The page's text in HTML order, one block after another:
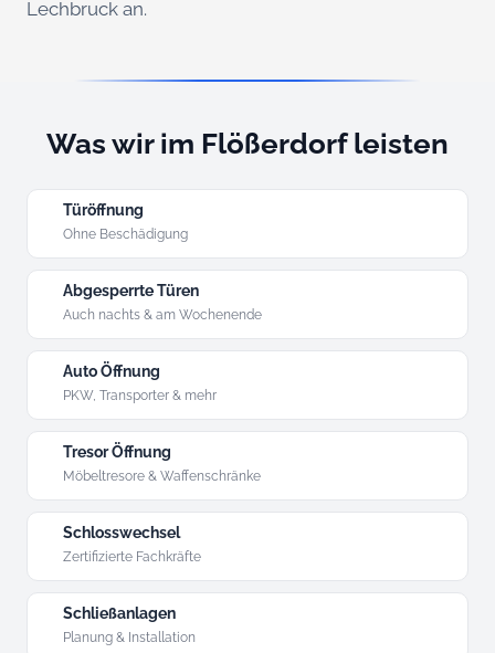
Lechbruck an.
Was wir im Flößerdorf leisten
Türöffnung
Ohne Beschädigung
Abgesperrte Türen
Auch nachts & am Wochenende
Auto Öffnung
PKW, Transporter & mehr
Tresor Öffnung
Möbeltresore & Waffenschränke
Schlosswechsel
Zertifizierte Fachkräfte
Schließanlagen
Planung & Installation